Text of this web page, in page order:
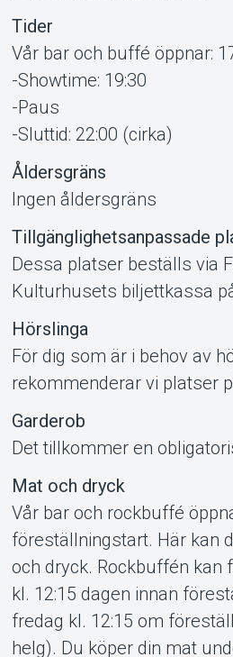
Tider
Vår bar och buffé öppnar:
-Showtime: 19:30
-Paus
-Sluttid: 22:00 (cirka)
Åldersgräns
Ingen åldersgräns
Tillgänglighetsanpassade
Dessa platser beställs via
Kulturhusets biljettkassa
Hörslinga
För dig som är i behov av
rekommenderar vi platser
Garderob
Det tillkommer en
Mat och dryck
Vår bar och rockbuffé
föreställningstart. Här kan
och dryck. Rockbuffén kan
kl. 12:15 dagen innan
fredag kl. 12:15 om
helg). Du köper din mat